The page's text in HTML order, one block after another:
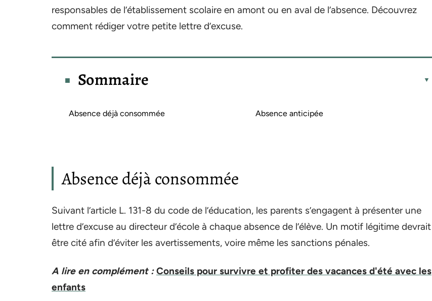
responsables de l’établissement scolaire en amont ou en aval de l’absence. Découvrez
comment rédiger votre petite lettre d’excuse.
Sommaire
Absence déjà consommée Absence anticipée
Absence déjà consommée
Suivant l’article L. 131-8 du code de l’éducation, les parents s’engagent à présenter une
lettre d’excuse au directeur d’école à chaque absence de l’élève. Un motif légitime devrait
être cité afin d’éviter les avertissements, voire même les sanctions pénales.
A lire en complément : Conseils pour survivre et profiter des vacances d'été avec les
enfants